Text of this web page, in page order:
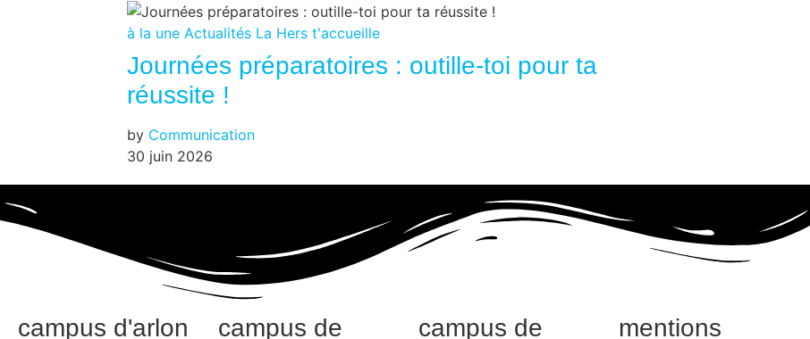
à la une Actualités La Hers t'accueille
Journées préparatoires : outille-toi pour ta
réussite !
by Communication
30 juin 2026
campus d'arlon campus de campus de mentions